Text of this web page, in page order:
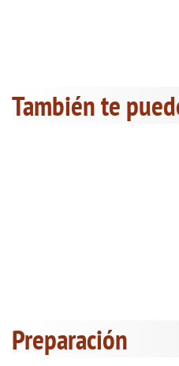
También te
Preparación